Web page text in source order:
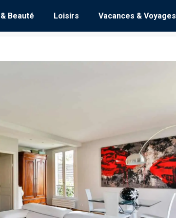
Beauté Loisirs Vacances & Voyages